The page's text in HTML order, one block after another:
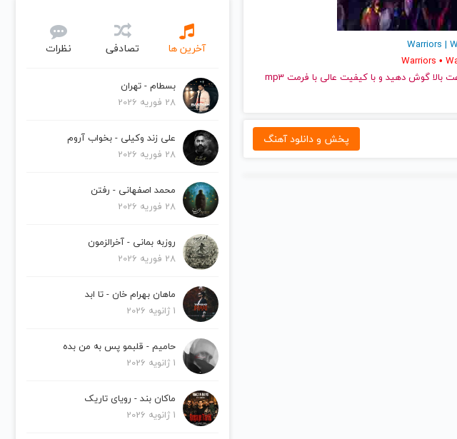
و قدیمی Warriors | Warriors را به راحتی و با سرعت بالا گوش دهید و با کیفیت عالی با فرمت mp3
پخش و دانلود آهنگ
آخرین ها تصادفی نظرات
بسطام - تهران
28 فوریه 2026
علی زند وکیلی - بخواب آروم
28 فوریه 2026
محمد اصفهانی - رفتن
28 فوریه 2026
روزبه بمانی - آخرالزمون
28 فوریه 2026
ماهان بهرام خان - تا ابد
1 ژانویه 2026
حامیم - قلبمو پس به من بده
1 ژانویه 2026
ماکان بند - رویای تاریک
1 ژانویه 2026